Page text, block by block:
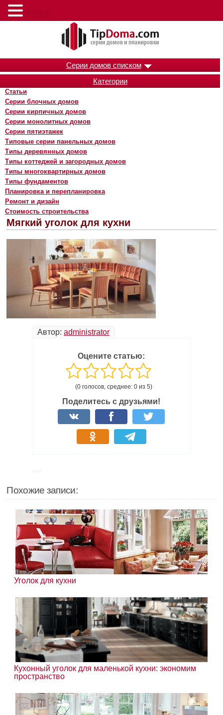
Серии домов списком
Категории
Статьи
Серии блочных домов
Серии кирпичных домов
Серии монолитных домов
Серии пятиэтажек
Типовые серии панельных домов
Типы деревянных домов
Типы коттеджей и загородных домов
Типы многоквартирных домов
Типы фундаментов
Планировка и перепланировка
Ремонт и дизайн
Стоимость строительства
Мягкий уголок для кухни
Автор: administrator
Оцените статью:
(0 голосов, среднее: 0 из 5)
Поделитесь с друзьями!
Похожие записи:
Уголок для кухни
Кухонный уголок для маленькой кухни: экономим
пространство